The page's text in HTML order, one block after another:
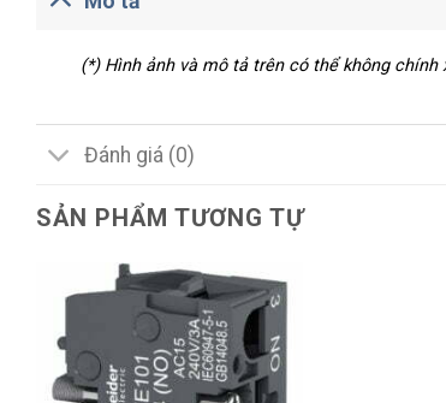
(*) Hình ảnh và mô tả trên có thể không
Đánh giá (0)
SẢN PHẨM TƯƠNG TỰ